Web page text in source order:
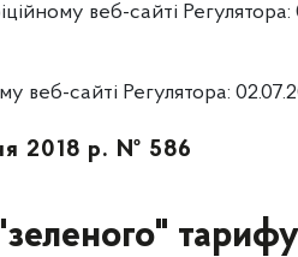
веб-сайті Регулятора:
сайті Регулятора:
2018 р. № 586